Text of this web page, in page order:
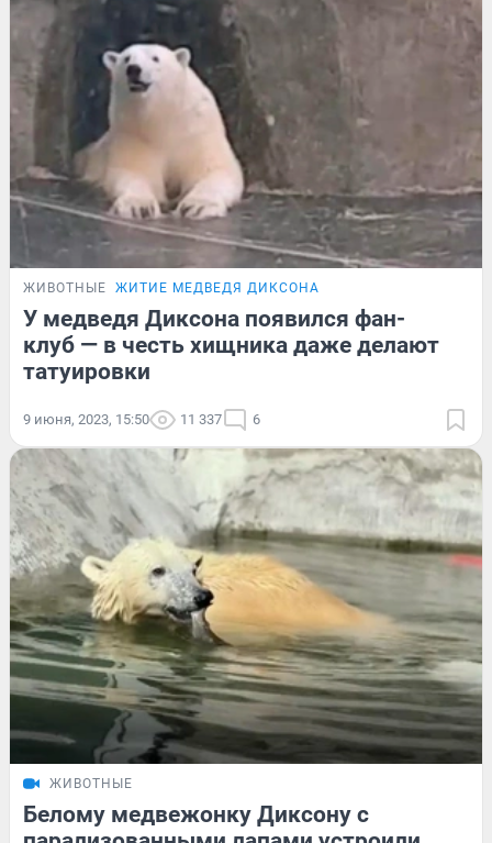
ЖИВОТНЫЕ ЖИТИЕ МЕДВЕДЯ ДИКСОНА
У медведя Диксона появился фан-
клуб — в честь хищника даже делают
татуировки
9 июня, 2023, 15:50 11 337 6
ЖИВОТНЫЕ
Белому медвежонку Диксону с